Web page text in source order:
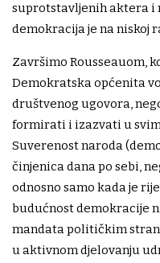
suprotstavljenih aktera i
demokracija je na niskoj
Završimo Rousseauom,
Demokratska općenita
društvenog ugovora,
formirati i izazvati u
Suverenost naroda
činjenica dana po sebi,
odnosno samo kada je
budućnost demokracije
mandata političkim
u aktivnom djelovanju